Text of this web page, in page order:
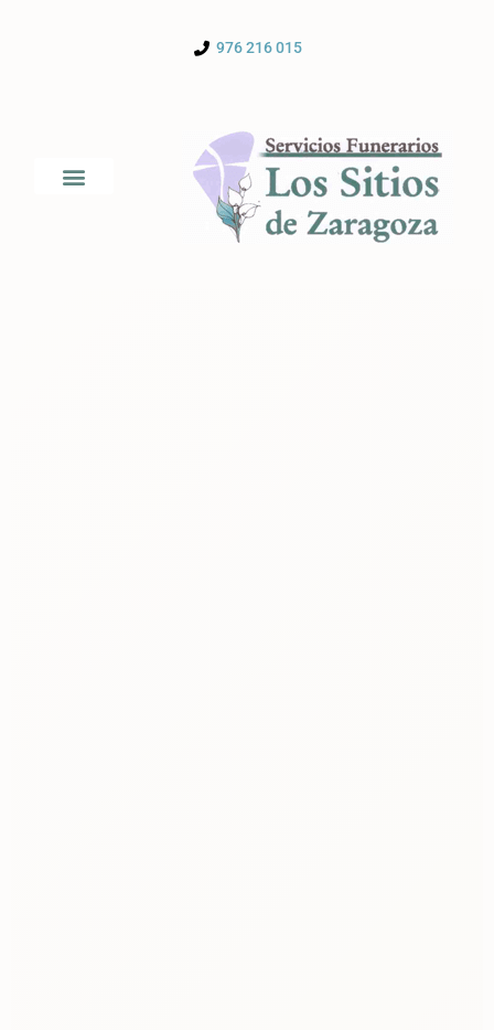
976 216 015